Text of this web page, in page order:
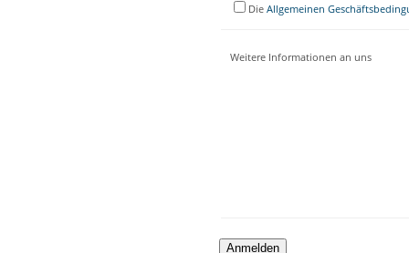
Die Allgemeinen
Weitere Informationen an uns